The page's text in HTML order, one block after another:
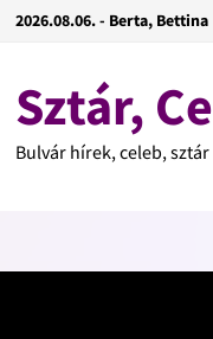
2026.08.06. - Berta, Bettina
Sztár,
Bulvár hírek, celeb,